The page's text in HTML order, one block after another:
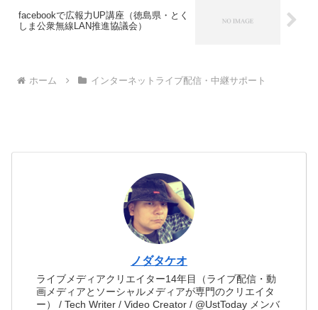
facebookで広報力UP講座（徳島県・とく
しま公衆無線LAN推進協議会）
ホーム インターネットライブ配信・中継サポート
ノダタケオ
ライブメディアクリエイター14年目（ライブ配信・動
画メディアとソーシャルメディアが専門のクリエイタ
ー） / Tech Writer / Video Creator / @UstToday メンバ